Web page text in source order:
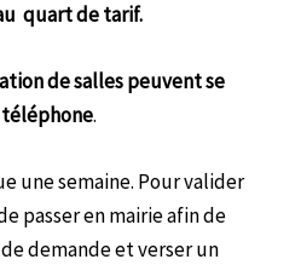
quart de tarif.
de salles peuvent se
téléphone.
une semaine. Pour valider
passer en mairie afin de
demande et verser un